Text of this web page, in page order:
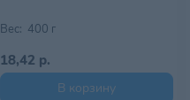
Вес: 400 г
18,42 р.
В корзину